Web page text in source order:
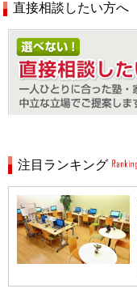
直接相談したい方へ
注目ランキング